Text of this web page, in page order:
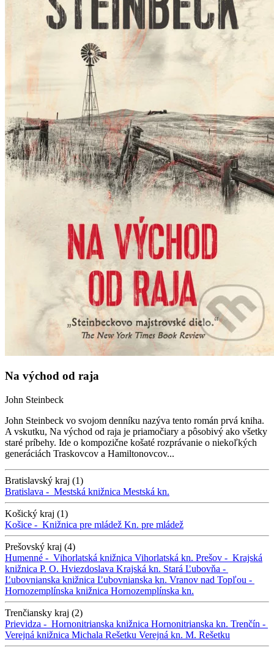
Na východ od raja
John Steinbeck
John Steinbeck vo svojom denníku nazýva tento román prvá kniha.
A vskutku, Na východ od raja je priamočiary a pôsobivý ako všetky
staré príbehy. Ide o kompozične košaté rozprávanie o niekoľkých
generáciách Traskovcov a Hamiltonovcov...
Bratislavský kraj (1)
Bratislava - Mestská knižnica Mestská kn.
Košický kraj (1)
Košice - Knižnica pre mládež Kn. pre mládež
Prešovský kraj (4)
Humenné - Vihorlatská knižnica Vihorlatská kn. Prešov - Krajská
knižnica P. O. Hviezdoslava Krajská kn. Stará Ľubovňa -
Ľubovnianska knižnica Ľubovnianska kn. Vranov nad Topľou -
Hornozemplínska knižnica Hornozemplínska kn.
Trenčiansky kraj (2)
Prievidza - Hornonitrianska knižnica Hornonitrianska kn. Trenčín -
Verejná knižnica Michala Rešetku Verejná kn. M. Rešetku